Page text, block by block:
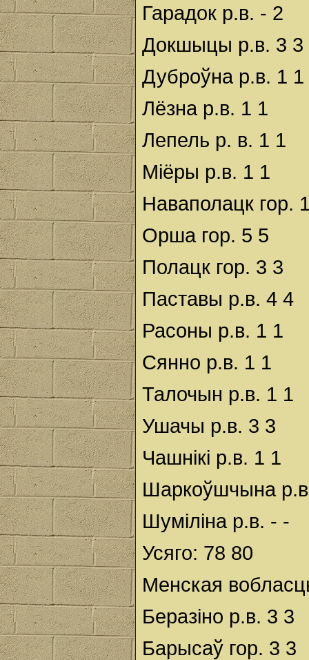
Гарадок р.в. - 2
Докшыцы р.в. 3 3
Дуброўна р.в. 1 1
Лёзна р.в. 1 1
Лепель р. в. 1 1
Міёры р.в. 1 1
Наваполацк гор.
Орша гор. 5 5
Полацк гор. 3 3
Паставы р.в. 4 4
Расоны р.в. 1 1
Сянно р.в. 1 1
Талочын р.в. 1 1
Ушачы р.в. 3 3
Чашнікі р.в. 1 1
Шаркоўшчына
Шуміліна р.в. - -
Усяго: 78 80
Менская
Беразіно р.в. 3 3
Барысаў гор. 3 3